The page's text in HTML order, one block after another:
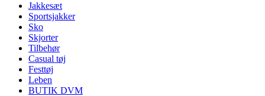
Jakkesæt
Sportsjakker
Sko
Skjorter
Tilbehør
Casual tøj
Festtøj
Leben
BUTIK DVM